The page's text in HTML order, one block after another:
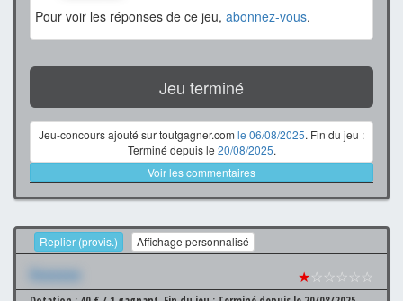
Pour voir les réponses de ce jeu, abonnez-vous.
Jeu terminé
Jeu-concours ajouté sur toutgagner.com le 06/08/2025. Fin du jeu :
Terminé depuis le 20/08/2025.
Voir les commentaires
Replier (provis.) Affichage personnalisé
Xxxxxxx ★☆☆☆☆☆